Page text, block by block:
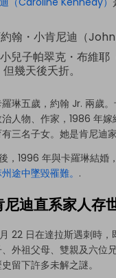
翰・小肯尼迪（John
兒子帕翠克・布維
幾天後夭折。
琳五歲，約翰 Jr. 兩歲
人物、作家，1986 年嫁
三名子女。她是肯尼迪家
，1996 年與卡羅琳結婚
途中墜毀罹難。 .
尼迪直系家人存
月 22 日在達拉斯遇刺時
外祖父母、雙親及六位
留下許多未解之謎。